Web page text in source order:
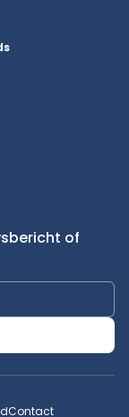
of
Contact